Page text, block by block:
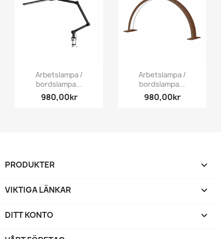
Arbetslampa /
bordslampa...
980,00kr
Arbetslampa /
bordslampa...
980,00kr
PRODUKTER 
VIKTIGA LÄNKAR 
DITT KONTO 